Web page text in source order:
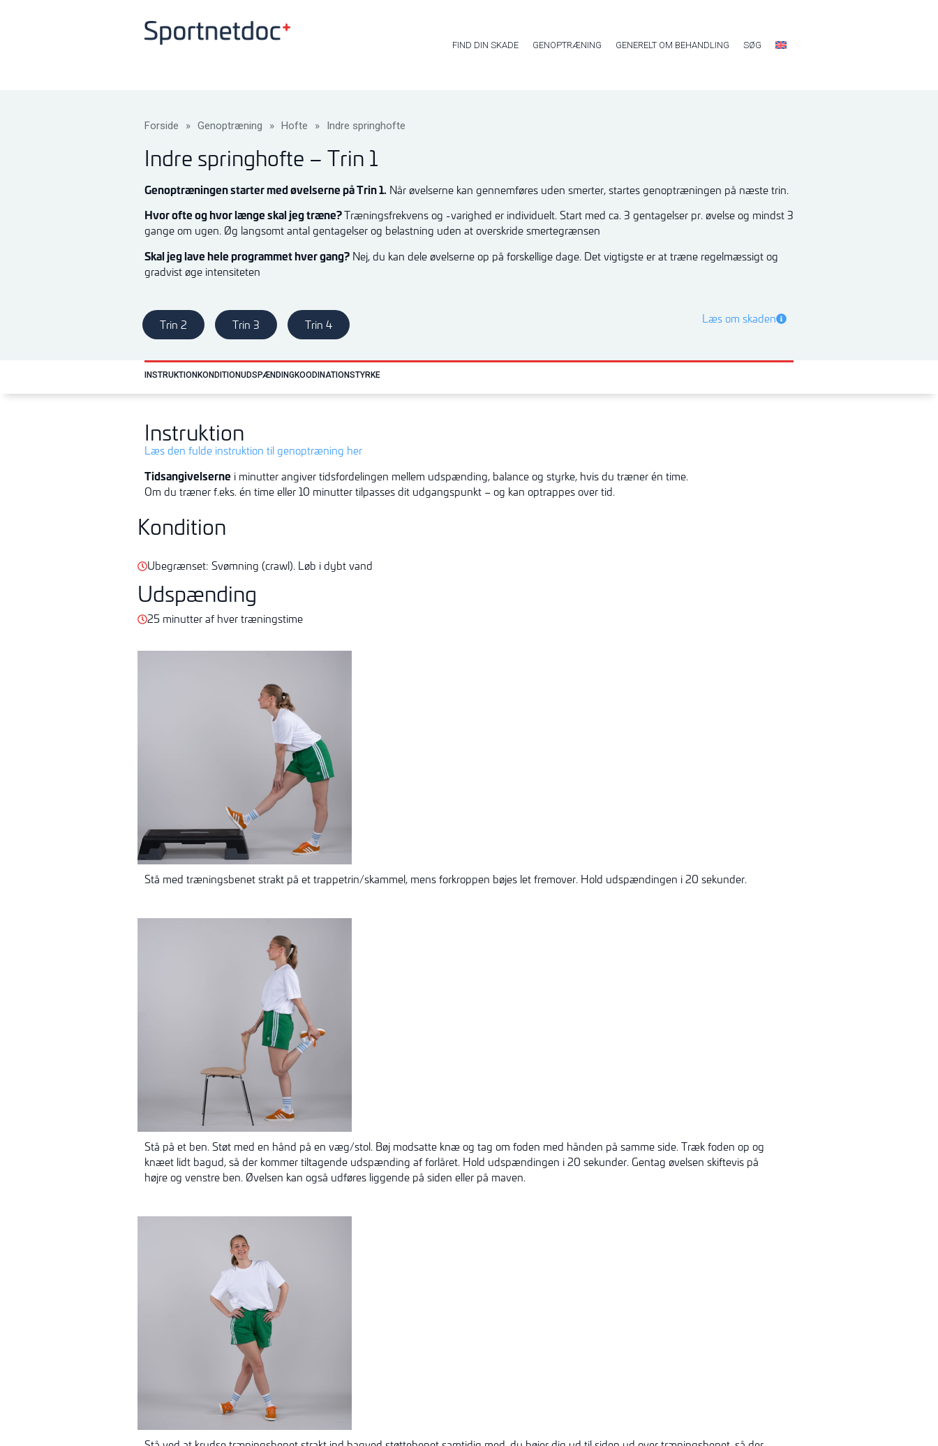
FIND DIN SKADE GENOPTRÆNING GENERELT OM BEHANDLING SØG
Forside » Genoptræning » Hofte » Indre springhofte
Indre springhofte – Trin 1
Genoptræningen starter med øvelserne på Trin 1. Når øvelserne kan gennemføres uden smerter, startes genoptræningen på næste trin.
Hvor ofte og hvor længe skal jeg træne?Træningsfrekvens og -varighed er individuelt. Start med ca. 3 gentagelser pr. øvelse og mindst 3
gange om ugen. Øg langsomt antal gentagelser og belastning uden at overskride smertegrænsen
Skal jeg lave hele programmet hver gang? Nej, du kan dele øvelserne op på forskellige dage. Det vigtigste er at træne regelmæssigt og
gradvist øge intensiteten
Trin 2 Trin 3 Trin 4 Læs om skaden
INSTRUKTION KONDITIONUDSPÆNDINGKOODINATIONSTYRKE
Instruktion
Læs den fulde instruktion til genoptræning her
Tidsangivelserne i minutter angiver tidsfordelingen mellem udspænding, balance og styrke, hvis du træner én time.
Om du træner f.eks. én time eller 10 minutter tilpasses dit udgangspunkt – og kan optrappes over tid.
Kondition
Ubegrænset: Svømning (crawl). Løb i dybt vand
Udspænding
25 minutter af hver træningstime
Stå med træningsbenet strakt på et trappetrin/skammel, mens forkroppen bøjes let fremover. Hold udspændingen i 20 sekunder.
Stå på et ben. Støt med en hånd på en væg/stol. Bøj modsatte knæ og tag om foden med hånden på samme side. Træk foden op og
knæet lidt bagud, så der kommer tiltagende udspænding af forlåret. Hold udspændingen i 20 sekunder. Gentag øvelsen skiftevis på
højre og venstre ben. Øvelsen kan også udføres liggende på siden eller på maven.